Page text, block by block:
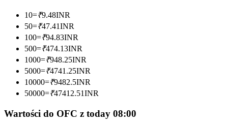
Zostań traderem kopiującym
Ciesz się podziałem zysków i prowizjami z kopiowania
transakcji
10=₹9.48INR
50=₹47.41INR
100=₹94.83INR
500=₹474.13INR
1000=₹948.25INR
5000=₹4741.25INR
10000=₹9482.5INR
50000=₹47412.51INR
Wartości do OFC z today 08:00